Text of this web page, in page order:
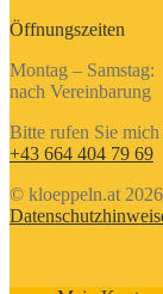
Öffnungszeiten
Montag – Samstag:
nach Vereinbarung
Bitte rufen Sie mich
+43 664 404 79 69
© kloeppeln.at 2026